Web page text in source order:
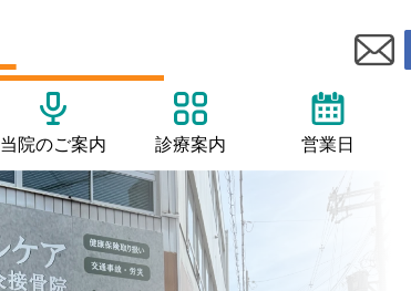
当院のご案内 診療案内 営業日